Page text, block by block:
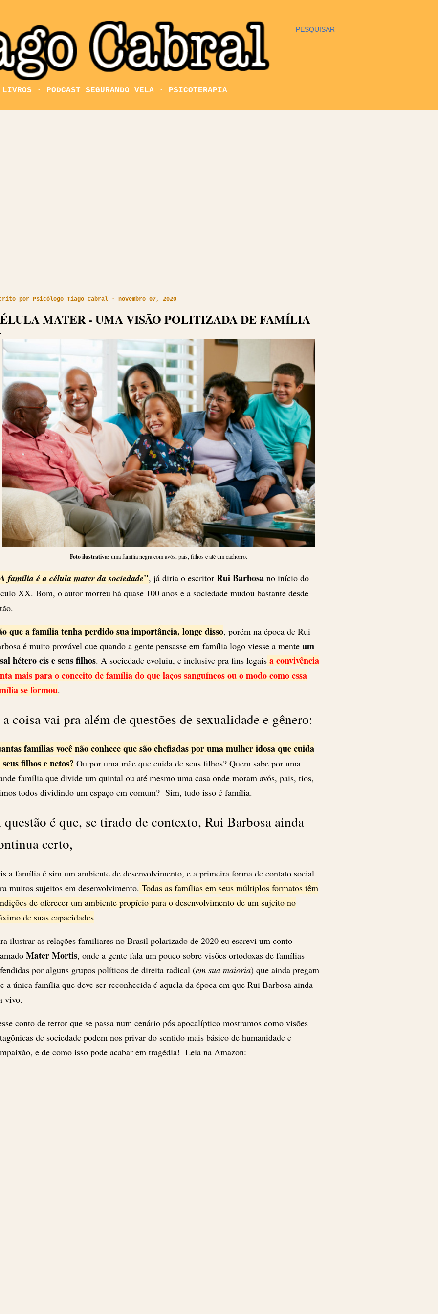
PESQUISAR
LIVROS PODCAST SEGURANDO VELA PSICOTERAPIA
por Psicólogo Tiago Cabral novembro 07, 2020
MATER - UMA VISÃO POLITIZADA DE FAMÍLIA
Foto ilustrativa: uma família negra com avós, pais, filhos e até um cachorro.
A família é a célula mater da sociedade", já diria o escritor Rui Barbosa no início do
XX. Bom, o autor morreu há quase 100 anos e a sociedade mudou bastante desde
que a família tenha perdido sua importância, longe disso, porém na época de Rui
é muito provável que quando a gente pensasse em família logo viesse a mente um
hétero cis e seus filhos. A sociedade evoluiu, e inclusive pra fins legais a convivência
mais para o conceito de família do que laços sanguíneos ou o modo como essa
se formou.
coisa vai pra além de questões de sexualidade e gênero:
famílias você não conhece que são chefiadas por uma mulher idosa que cuida
seus filhos e netos? Ou por uma mãe que cuida de seus filhos? Quem sabe por uma
família que divide um quintal ou até mesmo uma casa onde moram avós, pais, tios,
todos dividindo um espaço em comum? Sim, tudo isso é família.
é que, se tirado de contexto, Rui Barbosa ainda
certo,
a família é sim um ambiente de desenvolvimento, e a primeira forma de contato social
muitos sujeitos em desenvolvimento. Todas as famílias em seus múltiplos formatos têm
de oferecer um ambiente propício para o desenvolvimento de um sujeito no
de suas capacidades.
ilustrar as relações familiares no Brasil polarizado de 2020 eu escrevi um conto
Mater Mortis, onde a gente fala um pouco sobre visões ortodoxas de famílias
por alguns grupos políticos de direita radical (em sua maioria) que ainda pregam
a única família que deve ser reconhecida é aquela da época em que Rui Barbosa ainda
vivo.
conto de terror que se passa num cenário pós apocalíptico mostramos como visões
de sociedade podem nos privar do sentido mais básico de humanidade e
e de como isso pode acabar em tragédia! Leia na Amazon: